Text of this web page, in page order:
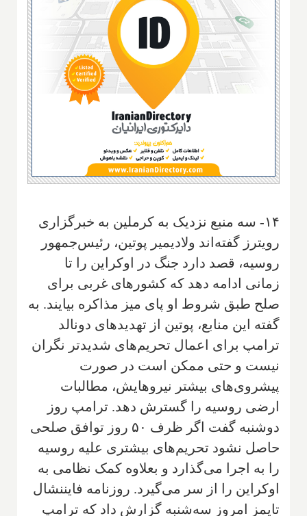
۱۴- سه منبع نزدیک به کرملین به خبرگزاری
رویترز گفته‌اند ولادیمیر پوتین، رئیس‌جمهور
روسیه، قصد دارد جنگ در اوکراین را تا
زمانی ادامه دهد که کشورهای غربی برای
صلح طبق شروط او پای میز مذاکره بیایند. به
گفته این منابع، پوتین از تهدیدهای دونالد
ترامپ برای اعمال تحریم‌های شدیدتر نگران
نیست و حتی ممکن است در صورت
پیشروی‌های بیشتر نیروهایش، مطالبات
ارضی روسیه را گسترش دهد. ترامپ روز
دوشنبه گفت اگر ظرف ۵۰ روز توافق صلحی
حاصل نشود تحریم‌های بیشتری علیه روسیه
را به اجرا می‌گذارد و بعلاوه کمک نظامی به
اوکراین را از سر می‌گیرد. روزنامه فایننشال
تایمز امروز سه‌شنبه گزارش داد که ترامپ